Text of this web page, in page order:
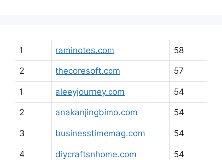
1 raminotes.com 58
2 thecoresoft.com 57
1 aleeyjourney.com 54
2 anakanjingbimo.com 54
3 businesstimemag.com 54
4 diycraftsnhome.com 54